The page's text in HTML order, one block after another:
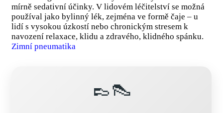
mírně sedativní účinky. V lidovém léčitelství se možná
používal jako bylinný lék, zejména ve formě čaje – u
lidí s vysokou úzkostí nebo chronickým stresem k
navození relaxace, klidu a zdravého, klidného spánku.
Zimní pneumatika
👞👠